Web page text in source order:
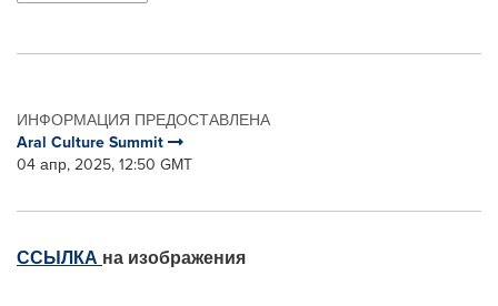
ИНФОРМАЦИЯ ПРЕДОСТАВЛЕНА
Aral Culture Summit
04 апр, 2025, 12:50 GMT
ССЫЛКА на изображения